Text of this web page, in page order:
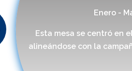
Enero -
Esta mesa se centró en
alineándose con la